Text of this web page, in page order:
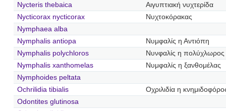
Nycteris thebaica
Αιγυπτιακή νυχτερίδα
Nycticorax nycticorax
Νυχτοκόρακας
Nymphaea alba
Nymphalis antiopa
Νυμφαλίς η Αντιόπη
Nymphalis polychloros
Νυνφαλίς η πολύχλωρος
Nymphalis xanthomelas
Νυμφαλίς η ξανθομέλας
Nymphoides peltata
Ochrilidia tibialis
Οχριλιδία η
Odontites glutinosa